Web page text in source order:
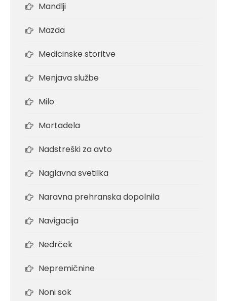
Mandlji
Mazda
Medicinske storitve
Menjava službe
Milo
Mortadela
Nadstreški za avto
Naglavna svetilka
Naravna prehranska dopolnila
Navigacija
Nedrček
Nepremičnine
Noni sok